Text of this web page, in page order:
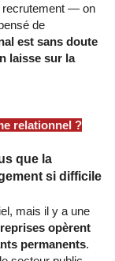
recrutement — on
de
est sans doute
laisse sur la
relationnel ?
que la
si difficile
mais il y a une
opèrent
permanents.